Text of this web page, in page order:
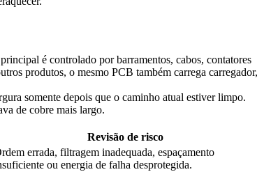
é controlado por barramentos, cabos, contatores
produtos, o mesmo PCB também carrega carregador,
somente depois que o caminho atual estiver limpo.
de cobre mais largo.
Revisão de risco
errada, filtragem inadequada, espaçamento
ou energia de falha desprotegida.